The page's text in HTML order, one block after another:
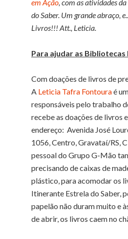
em Ação, com as atividades
do Saber. Um grande abraço,
Livros!!! Att., Leticia.
Para ajudar as Bibliotecas
Com doações de livros de
A Leticia Tafra Fontouraé
responsáveis pelo trabalho
recebe as doações de livros
endereço: Avenida José
1056, Centro, Gravataí/RS,
pessoal do Grupo G-Mão
precisando de caixas de
plástico, para acomodar os
Itinerante Estrela do Saber,
papelão não duram muito e
de abrir, os livros caem no